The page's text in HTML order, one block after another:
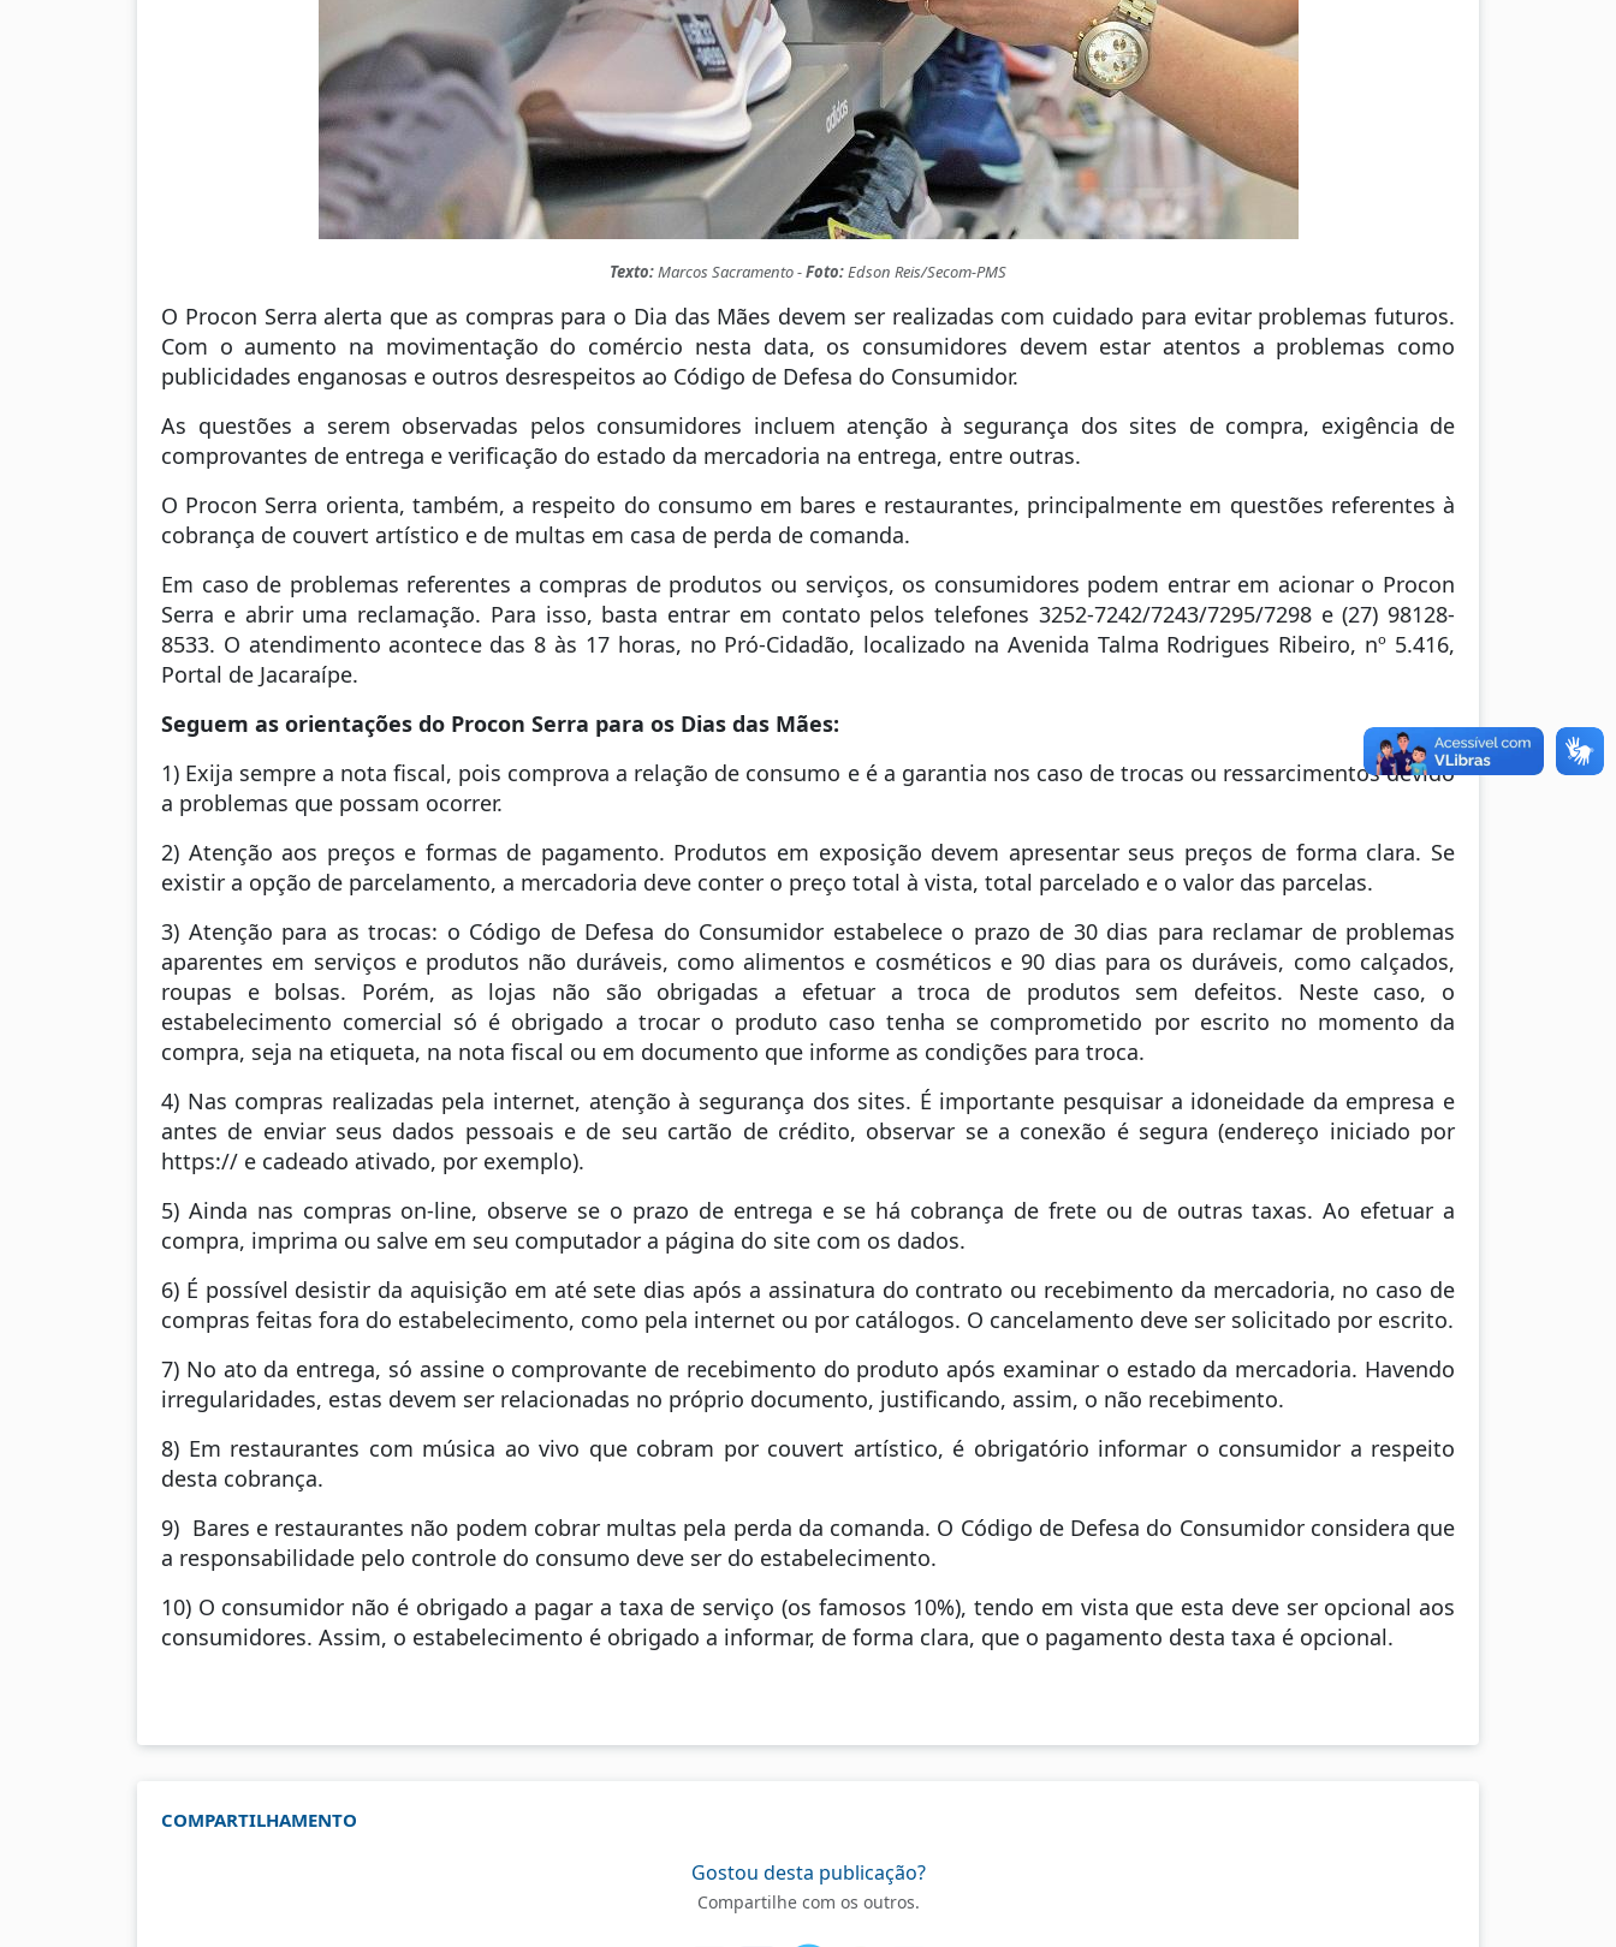
Texto:Marcos Sacramento -Foto:Edson Reis/Secom-PMS
O Procon Serra alerta que as compras para o Dia das Mães devem ser realizadas com cuidado para evitar problemas futuros.
Com o aumento na movimentação do comércio nesta data, os consumidores devem estar atentos a problemas como
publicidades enganosas e outros desrespeitos ao Código de Defesa do Consumidor.
As questões a serem observadas pelos consumidores incluem atenção à segurança dos sites de compra, exigência de
comprovantes de entrega e verificação do estado da mercadoria na entrega, entre outras.
O Procon Serra orienta, também, a respeito do consumo em bares e restaurantes, principalmente em questões referentes à
cobrança de couvert artístico e de multas em casa de perda de comanda.
Em caso de problemas referentes a compras de produtos ou serviços, os consumidores podem entrar em acionar o Procon
Serra e abrir uma reclamação. Para isso, basta entrar em contato pelos telefones 3252-7242/7243/7295/7298 e (27) 98128-
8533. O atendimento acontece das 8 às 17 horas, no Pró-Cidadão, localizado na Avenida Talma Rodrigues Ribeiro, nº 5.416,
Portal de Jacaraípe.
Seguem as orientações do Procon Serra para os Dias das Mães:
1) Exija sempre a nota fiscal, pois comprova a relação de consumo e é a garantia nos caso de trocas ou ressarcimentos devido
a problemas que possam ocorrer.
2) Atenção aos preços e formas de pagamento. Produtos em exposição devem apresentar seus preços de forma clara. Se
existir a opção de parcelamento, a mercadoria deve conter o preço total à vista, total parcelado e o valor das parcelas.
3) Atenção para as trocas: o Código de Defesa do Consumidor estabelece o prazo de 30 dias para reclamar de problemas
aparentes em serviços e produtos não duráveis, como alimentos e cosméticos e 90 dias para os duráveis, como calçados,
roupas e bolsas. Porém, as lojas não são obrigadas a efetuar a troca de produtos sem defeitos. Neste caso, o
estabelecimento comercial só é obrigado a trocar o produto caso tenha se comprometido por escrito no momento da
compra, seja na etiqueta, na nota fiscal ou em documento que informe as condições para troca.
4) Nas compras realizadas pela internet, atenção à segurança dos sites. É importante pesquisar a idoneidade da empresa e
antes de enviar seus dados pessoais e de seu cartão de crédito, observar se a conexão é segura (endereço iniciado por
https:// e cadeado ativado, por exemplo).
5) Ainda nas compras on-line, observe se o prazo de entrega e se há cobrança de frete ou de outras taxas. Ao efetuar a
compra, imprima ou salve em seu computador a página do site com os dados.
6) É possível desistir da aquisição em até sete dias após a assinatura do contrato ou recebimento da mercadoria, no caso de
compras feitas fora do estabelecimento, como pela internet ou por catálogos. O cancelamento deve ser solicitado por escrito.
7) No ato da entrega, só assine o comprovante de recebimento do produto após examinar o estado da mercadoria. Havendo
irregularidades, estas devem ser relacionadas no próprio documento, justificando, assim, o não recebimento.
8) Em restaurantes com música ao vivo que cobram por couvert artístico, é obrigatório informar o consumidor a respeito
desta cobrança.
9) Bares e restaurantes não podem cobrar multas pela perda da comanda. O Código de Defesa do Consumidor considera que
a responsabilidade pelo controle do consumo deve ser do estabelecimento.
10) O consumidor não é obrigado a pagar a taxa de serviço (os famosos 10%), tendo em vista que esta deve ser opcional aos
consumidores. Assim, o estabelecimento é obrigado a informar, de forma clara, que o pagamento desta taxa é opcional.
COMPARTILHAMENTO
Gostou desta publicação?
Compartilhe com os outros.